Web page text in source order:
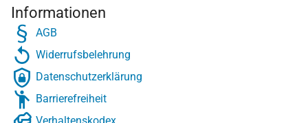
Informationen
AGB
Widerrufsbelehrung
Datenschutzerklärung
Barrierefreiheit